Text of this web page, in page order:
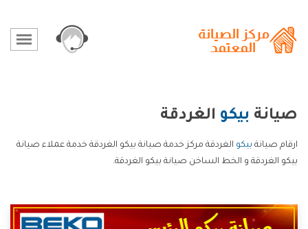
صيانة بيكو الغردقة
ارقام صيانة بيكو الغردقة مركز خدمة صيانة بيكو الغردقة خدمة عملاء صيانة
بيكو الغردقة و الخط الساخن صيانة بيكو الغردقة.